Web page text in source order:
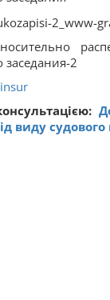
заседания-2
виду